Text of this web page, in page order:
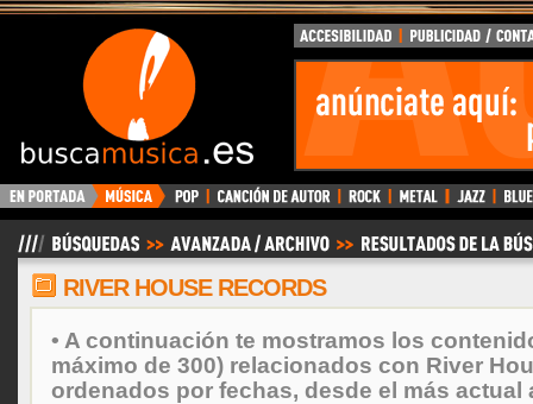
BuscaMusica.es
RIVER HOUSE RECORDS
• A continuación te mostramos los
máximo de 300) relacionados con River
ordenados por fechas, desde el más actual